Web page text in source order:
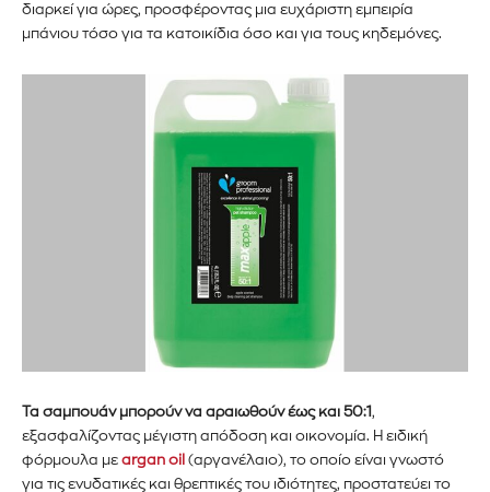
PetshopMarket.gr και
ενημερωθείτε πρώτοι για τα νέα
διαρκεί για ώρες, προσφέροντας μια ευχάριστη εμπειρία
μπάνιου τόσο για τα κατοικίδια όσο και για τους κηδεμόνες.
Τα σαμπουάν μπορούν να αραιωθούν έως και 50:1 ,
εξασφαλίζοντας μέγιστη απόδοση και οικονομία. Η ειδική
φόρμουλα με argan oil (αργανέλαιο), το οποίο είναι γνωστό
για τις ενυδατικές και θρεπτικές του ιδιότητες, προστατεύει το